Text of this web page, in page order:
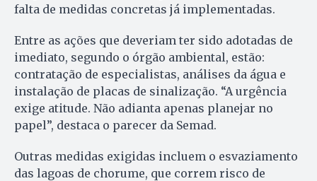
falta de medidas concretas já implementadas.
Entre as ações que deveriam ter sido adotadas de
imediato, segundo o órgão ambiental, estão:
contratação de especialistas, análises da água e
instalação de placas de sinalização. “A urgência
exige atitude. Não adianta apenas planejar no
papel”, destaca o parecer da Semad.
Outras medidas exigidas incluem o esvaziamento
das lagoas de chorume, que correm risco de